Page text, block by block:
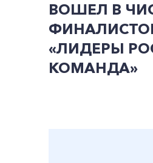
ВОШЕЛ В
«ЛИДЕРЫ
КОМАНДА»